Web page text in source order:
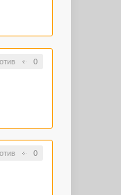
0
0